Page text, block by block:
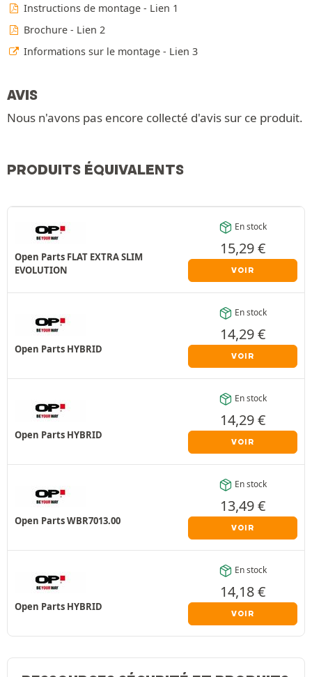
Instructions de montage - Lien 1
Brochure - Lien 2
Informations sur le montage - Lien 3
AVIS
Nous n'avons pas encore collecté d'avis sur ce produit.
PRODUITS ÉQUIVALENTS
Open Parts FLAT EXTRA SLIM
EVOLUTION
En stock
15,29€
VOIR
Open Parts HYBRID
En stock
14,29€
VOIR
Open Parts HYBRID
En stock
14,29€
VOIR
Open Parts WBR7013.00
En stock
13,49€
VOIR
Open Parts HYBRID
En stock
14,18€
VOIR